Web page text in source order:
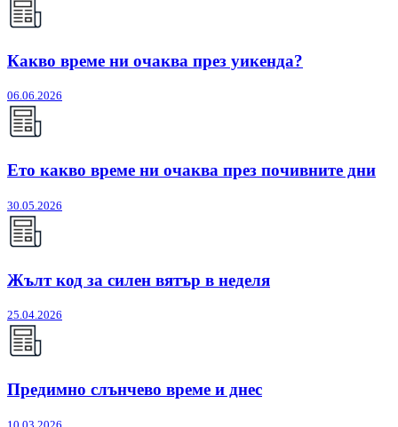
Какво време ни очаква през уикенда?
06.06.2026
Ето какво време ни очаква през почивните дни
30.05.2026
Жълт код за силен вятър в неделя
25.04.2026
Предимно слънчево време и днес